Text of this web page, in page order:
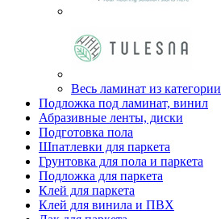
Весь ламинат из категории
Подложка под ламинат, винил
Абразивные ленты, диски
Подготовка пола
Шпатлевки для паркета
Грунтовка для пола и паркета
Подложка для паркета
Клей для паркета
Клей для винила и ПВХ